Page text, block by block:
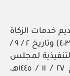
خدمات الزكاة
والضرائب الصادرة بالقرار الوزاري رقم (٤٠٣٩٣) وتاريخ ٢ / ٩ /
التنفيذية لمجلس
الإدارة الصادرة بالقرار رقم (١ / ١) وتاريخ ٢٧ / ١١ / ١٤٤٥هـ،